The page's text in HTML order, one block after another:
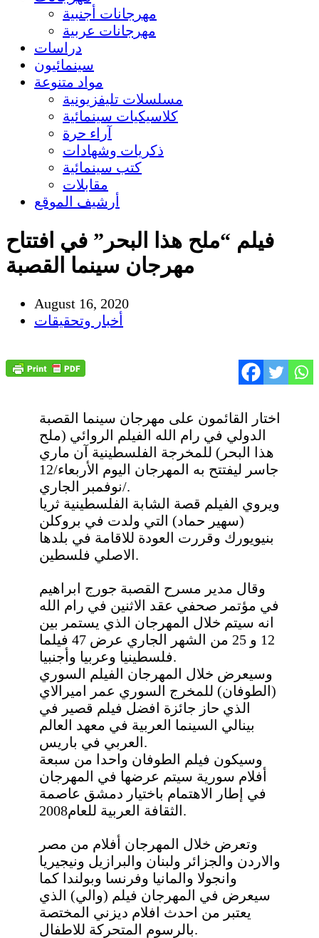
مهرجانات أجنبية
مهرجانات عربية
دراسات
سينمائيون
مواد متنوعة
مسلسلات تليفزيونية
كلاسيكيات سينمائية
آراء حرة
ذكريات وشهادات
كتب سينمائية
مقابلات
أرشيف الموقع
فيلم “ملح هذا البحر” في افتتاح
مهرجان سينما القصبة
August 16, 2020
أخبار وتحقيقات
اختار القائمون على مهرجان سينما القصبة
الدولي في رام الله الفيلم الروائي (ملح
هذا البحر) للمخرجة الفلسطينية آن ماري
جاسر ليفتتح به المهرجان اليوم الأربعاء/12
نوفمبر الجاري/.
ويروي الفيلم قصة الشابة الفلسطينية ثريا
(سهير حماد) التي ولدت في بروكلن
بنيويورك وقررت العودة للاقامة في بلدها
الاصلي فلسطين.
وقال مدير مسرح القصبة جورج ابراهيم
في مؤتمر صحفي عقد الاثنين في رام الله
انه سيتم خلال المهرجان الذي يستمر بين
12 و 25 من الشهر الجاري عرض 47 فيلما
فلسطينيا وعربيا وأجنبيا.
وسيعرض خلال المهرجان الفيلم السوري
(الطوفان) للمخرج السوري عمر اميرالاي
الذي حاز جائزة افضل فيلم قصير في
بينالي السينما العربية في معهد العالم
العربي في باريس.
وسيكون فيلم الطوفان واحدا من سبعة
أفلام سورية سيتم عرضها في المهرجان
في إطار الاهتمام باختيار دمشق عاصمة
الثقافة العربية للعام2008.
وتعرض خلال المهرجان أفلام من مصر
والاردن والجزائر ولبنان والبرازيل ونيجيريا
وانجولا والمانيا وفرنسا وبولندا كما
سيعرض في المهرجان فيلم (والي) الذي
يعتبر من احدث افلام ديزني المختصة
بالرسوم المتحركة للاطفال.